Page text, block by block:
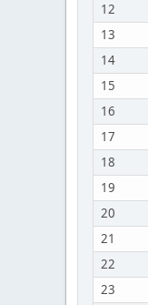
12
13
14
15
16
17
18
19
20
21
22
23